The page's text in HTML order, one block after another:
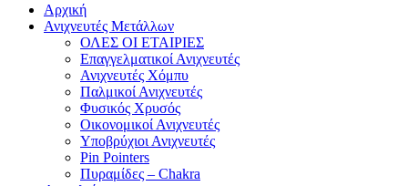
Αρχική
Ανιχνευτές Μετάλλων
ΟΛΕΣ ΟΙ ΕΤΑΙΡΙΕΣ
Επαγγελματικοί Ανιχνευτές
Ανιχνευτές Χόμπυ
Παλμικοί Ανιχνευτές
Φυσικός Χρυσός
Οικονομικοί Ανιχνευτές
Υποβρύχιοι Ανιχνευτές
Pin Pointers
Πυραμίδες – Chakra